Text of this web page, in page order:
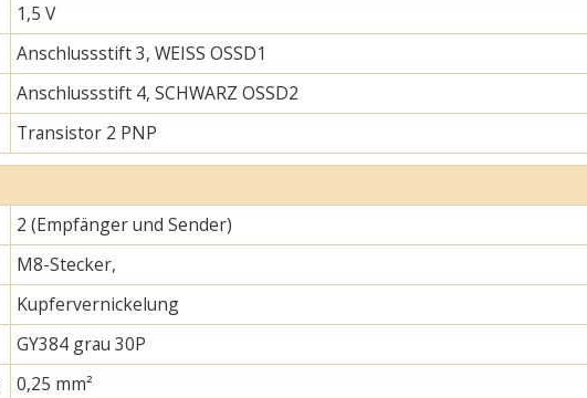
1,5 V
Anschlussstift 3, WEISS OSSD1
Anschlussstift 4, SCHWARZ OSSD2
Transistor 2 PNP
2 (Empfänger und Sender)
M8-Stecker,
Kupfervernickelung
GY384 grau 30P
0,25 mm²